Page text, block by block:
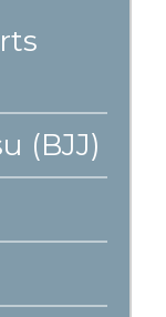
(BJJ)